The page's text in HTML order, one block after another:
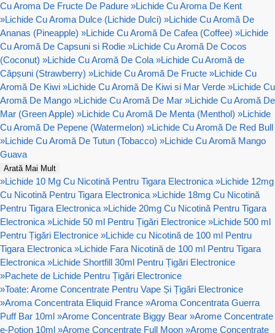
Cu Aroma De Fructe De Padure »Lichide Cu Aroma De Kent
»Lichide Cu Aroma Dulce (Lichide Dulci) »Lichide Cu Aromă De
Ananas (Pineapple) »Lichide Cu Aromă De Cafea (Coffee) »Lichide
Cu Aromă De Capsuni si Rodie »Lichide Cu Aromă De Cocos
(Coconut) »Lichide Cu Aromă De Cola »Lichide Cu Aromă de
Căpșuni (Strawberry) »Lichide Cu Aromă De Fructe »Lichide Cu
Aromă De Kiwi »Lichide Cu Aromă De Kiwi si Mar Verde »Lichide Cu
Aromă De Mango »Lichide Cu Aromă De Mar »Lichide Cu Aromă De
Mar (Green Apple) »Lichide Cu Aromă De Menta (Menthol) »Lichide
Cu Aromă De Pepene (Watermelon) »Lichide Cu Aromă De Red Bull
»Lichide Cu Aromă De Tutun (Tobacco) »Lichide Cu Aromă Mango
Guava
Arată Mai Mult
»Lichide 10 Mg Cu Nicotină Pentru Tigara Electronica »Lichide 12mg
Cu Nicotină Pentru Tigara Electronica »Lichide 18mg Cu Nicotină
Pentru Tigara Electronica »Lichide 20mg Cu Nicotină Pentru Tigara
Electronica »Lichide 50 ml Pentru Țigări Electronice »Lichide 500 ml
Pentru Țigări Electronice »Lichide cu Nicotină de 100 ml Pentru
Tigara Electronica »Lichide Fara Nicotină de 100 ml Pentru Tigara
Electronica »Lichide Shortfill 30ml Pentru Țigări Electronice
»Pachete de Lichide Pentru Țigări Electronice
»Toate: Arome Concentrate Pentru Vape Și Țigări Electronice
»Aroma Concentrata Eliquid France »Aroma Concentrata Guerra
Puff Bar 10ml »Arome Concentrate Biggy Bear »Arome Concentrate
e-Potion 10ml »Arome Concentrate Full Moon »Arome Concentrate